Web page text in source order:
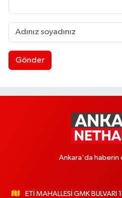
Gönder
Ankara'da haberin
ETİ MAHALLESİ GMK